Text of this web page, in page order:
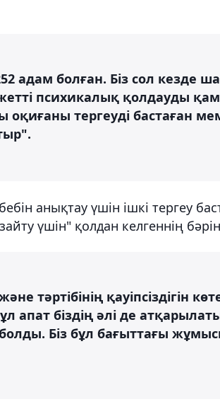
адам болған. Біз сол кезде
психикалық қолдауды
тергеуді бастаған
анықтау үшін ішкі тергеу
үшін" қолдан келгеннің
тәртібінің қауіпсіздігін
апат біздің әлі де
болды. Біз бұл бағыттағы